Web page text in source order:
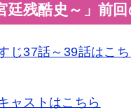
残酷史～」前
じ37話～39話はこち
ャストはこちら